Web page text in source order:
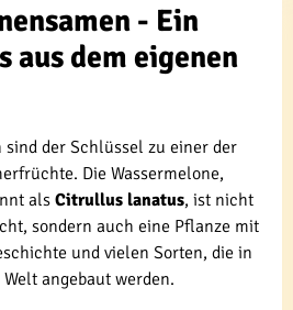
- Ein
aus dem eigenen
sind der Schlüssel zu einer der
Die Wassermelone,
als Citrullus lanatus, ist nicht
sondern auch eine Pflanze mit
und vielen Sorten, die in
angebaut werden.